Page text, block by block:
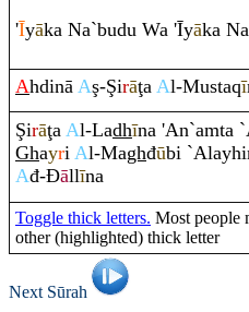
'Īyāka Na`budu Wa 'Īyāka
Ahdinā Aş-Şirāţa Al-Mustaqī
Şirāţa Al-Ladhīna 'An`amta
Ghayri Al-Maghđūbi `Alayhi
Ađ-Đāllīna
Toggle thick letters. Most people
other (highlighted) thick letter
Next Sūrah